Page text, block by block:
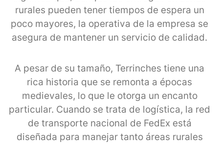
rurales pueden tener tiempos de espera un
poco mayores, la operativa de la empresa se
asegura de mantener un servicio de calidad.
A pesar de su tamaño, Terrinches tiene una
rica historia que se remonta a épocas
medievales, lo que le otorga un encanto
particular. Cuando se trata de logística, la red
de transporte nacional de FedEx está
diseñada para manejar tanto áreas rurales